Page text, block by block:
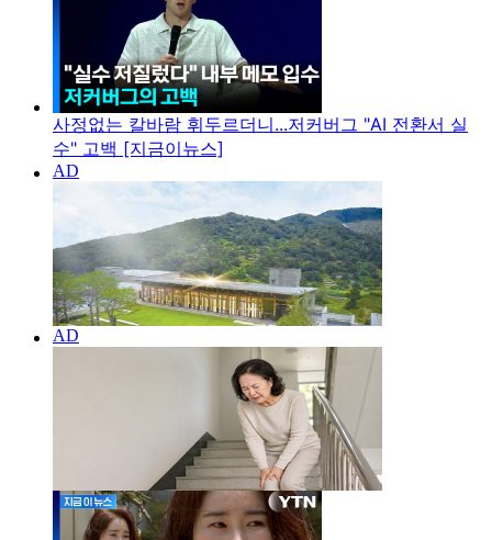
사정없는 칼바람 휘두르더니...저커버그 "AI 전환서 실
수" 고백 [지금이뉴스]